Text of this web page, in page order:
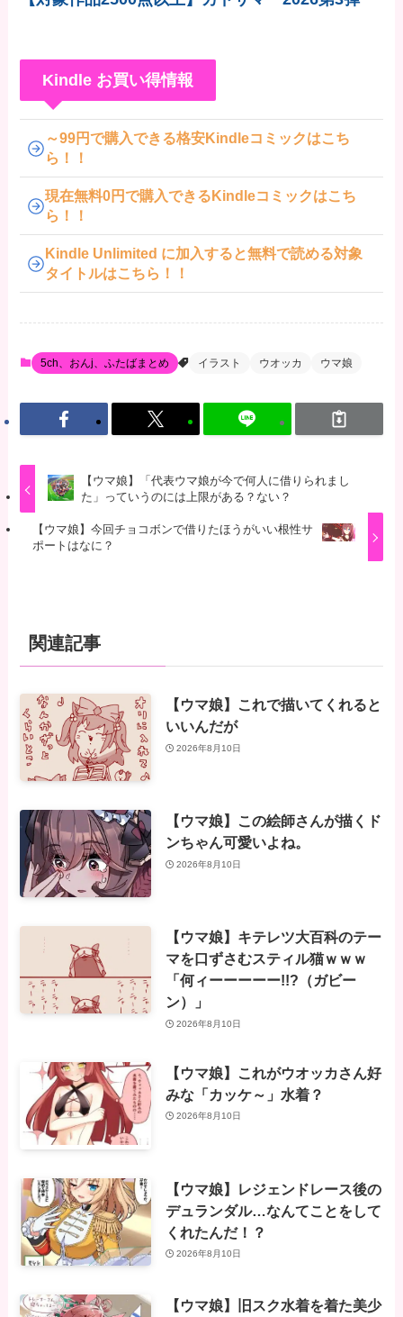
Kindle お買い得情報
～99円で購入できる格安Kindleコミックはこち
ら！！
現在無料0円で購入できるKindleコミックはこち
ら！！
Kindle Unlimited に加入すると無料で読める対象
タイトルはこちら！！
5ch、おんj、ふたばまとめ イラスト ウオッカ ウマ娘
【ウマ娘】「代表ウマ娘が今で何人に借りられまし
た」っていうのには上限がある？ない？
【ウマ娘】今回チョコボンで借りたほうがいい根性サ
ポートはなに？
関連記事
【ウマ娘】これで描いてくれると
いいんだが
2026年8月10日
【ウマ娘】この絵師さんが描くド
ンちゃん可愛いよね。
2026年8月10日
【ウマ娘】キテレツ大百科のテー
マを口ずさむスティル猫ｗｗｗ
「何ィーーーーー!!?（ガビー
ン）」
2026年8月10日
【ウマ娘】これがウオッカさん好
みな「カッケ～」水着？
2026年8月10日
【ウマ娘】レジェンドレース後の
デュランダル…なんてことをして
くれたんだ！？
2026年8月10日
【ウマ娘】旧スク水着を着た美少